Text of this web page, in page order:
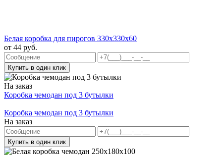
Белая коробка для пирогов 330x330x60
от 44 руб.
Купить в один клик
На заказ
Коробка чемодан под 3 бутылки
Коробка чемодан под 3 бутылки
На заказ
Купить в один клик